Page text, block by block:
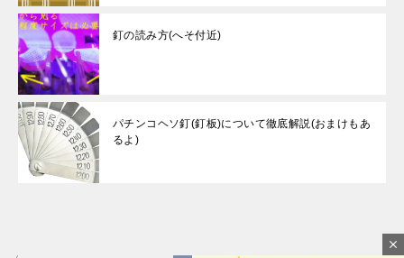
釘の読み方(へそ付近)
パチンコヘソ釘(釘板)について徹底解説(おまけもあ
るよ)
close